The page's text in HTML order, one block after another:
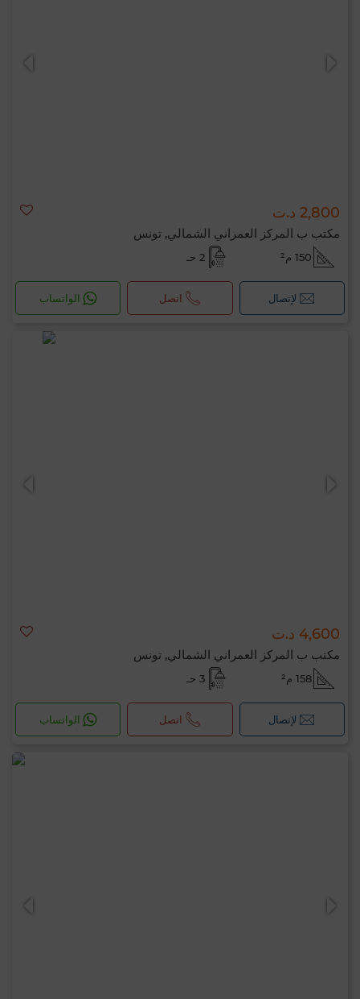
2,800 د.ت
مكتب ب المركز العمراني الشمالي, تونس
150 م² 2 حـ
لإتصال اتصل الواتساب
4,600 د.ت
مكتب ب المركز العمراني الشمالي, تونس
158 م² 3 حـ
لإتصال اتصل الواتساب